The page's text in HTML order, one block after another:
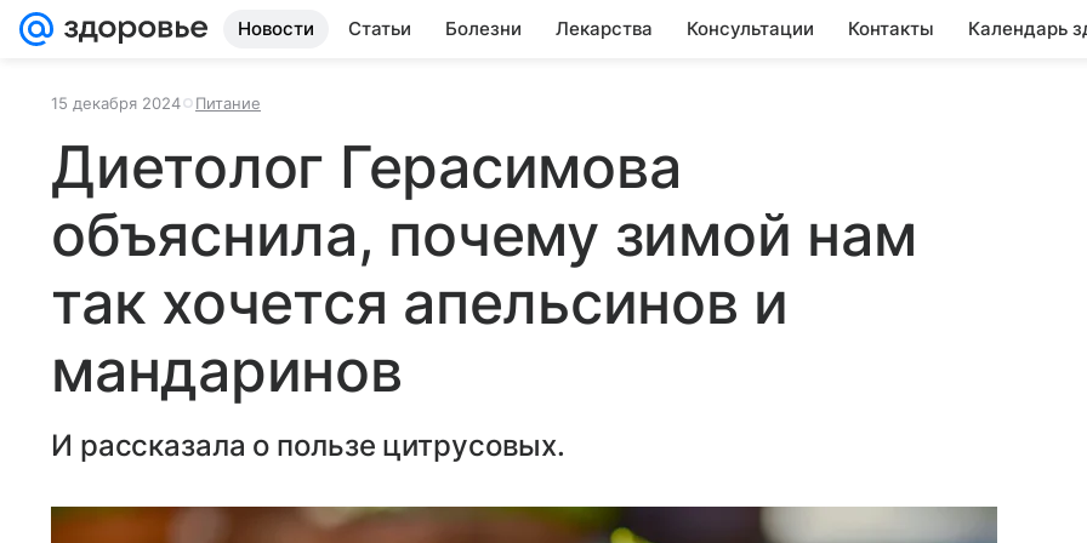
Новости Статьи Болезни Лекарства Консультации Контакты Календарь
15 декабря 2024 Питание
Диетолог Герасимова
объяснила, почему зимой нам
так хочется апельсинов и
мандаринов
И рассказала о пользе цитрусовых.